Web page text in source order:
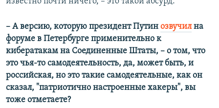
– А версию, которую президент Путин озвучилна
форуме в Петербурге применительно к
кибератакам на Соединенные Штаты, – о том, что
это чья-то самодеятельность, да, может быть, и
российская, но это такие самодеятельные, как он
сказал, "патриотично настроенные хакеры", вы
тоже отметаете?